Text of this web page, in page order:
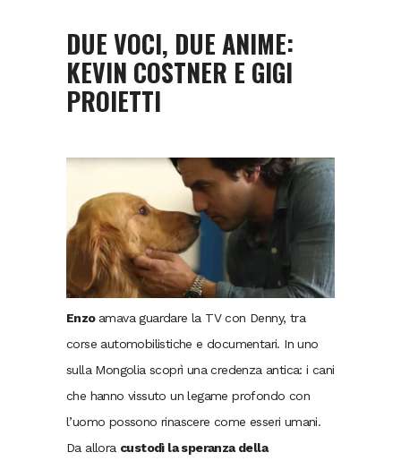
DUE VOCI, DUE ANIME:
KEVIN COSTNER E GIGI
PROIETTI
Enzo amava guardare la TV con Denny, tra
corse automobilistiche e documentari. In uno
sulla Mongolia scoprì una credenza antica: i cani
che hanno vissuto un legame profondo con
l’uomo possono rinascere come esseri umani.
Da allora custodì la speranza della